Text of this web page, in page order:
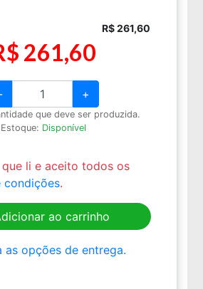
+
que deve ser produzida.
Estoque: Disponível
li e aceito todos os
condições.
ao carrinho
as opções de entrega.
R$ 261,60
261,60